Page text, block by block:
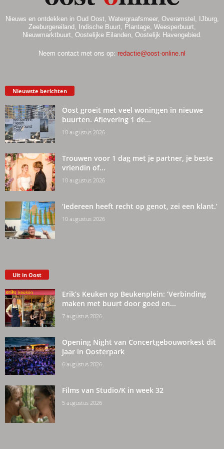
Nieuws en ontdekken in Oud Oost, Watergraafsmeer, Overamstel, IJburg,
Zeeburgereiland, Indische Buurt, Plantage, Weesperbuurt,
Nieuwmarktbuurt, Oostelijke Eilanden, Oostelijk Havengebied.
Neem contact met ons op: redactie@oost-online.nl
Nieuwste berichten
Oost groeit met veel woningen in nieuwe
buurten. Aflevering 1 de...
10 augustus 2026
Trouwen voor 1 dag met je partner, je beste
vriendin of...
10 augustus 2026
‘Iedereen heeft recht op genot, zei een klant.’
10 augustus 2026
Uit in Oost
Erik’s Keuken op Beukenplein: ‘Verbinding
maken met buurt door goed en...
7 augustus 2026
Opening Night van Concertgebouworkest dit
jaar in Oosterpark
6 augustus 2026
Films van Studio/K in week 32
5 augustus 2026